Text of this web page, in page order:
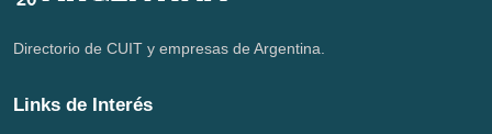
Directorio de CUIT y empresas de Argentina.
Links de Interés